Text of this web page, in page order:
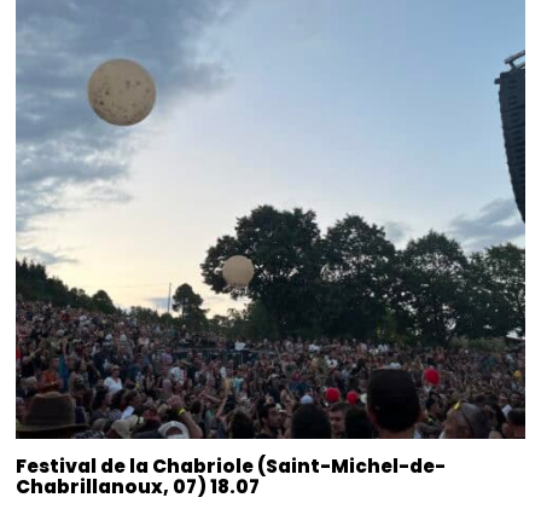
Festival de la Chabriole (Saint-Michel-de-
Chabrillanoux, 07) 18.07